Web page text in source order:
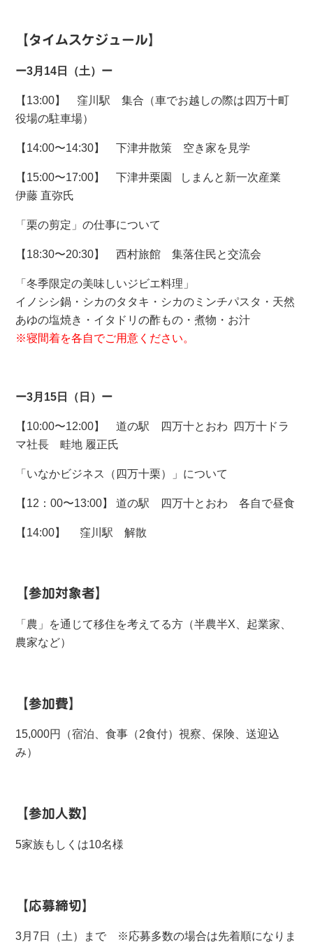
【タイムスケジュール】
ー3月14日（土）ー
【13:00】 窪川駅 集合（車でお越しの際は四万十町
役場の駐車場）
【14:00〜14:30】 下津井散策 空き家を見学
【15:00〜17:00】 下津井栗園 しまんと新一次産業
伊藤 直弥氏
「栗の剪定」の仕事について
【18:30〜20:30】 西村旅館 集落住民と交流会
「冬季限定の美味しいジビエ料理」
イノシシ鍋・シカのタタキ・シカのミンチパスタ・天然
あゆの塩焼き・イタドリの酢もの・煮物・お汁
※寝間着を各自でご用意ください。
ー3月15日（日）ー
【10:00〜12:00】 道の駅 四万十とおわ 四万十ドラ
マ社長 畦地 履正氏
「いなかビジネス（四万十栗）」について
【12：00〜13:00】 道の駅 四万十とおわ 各自で昼食
【14:00】 窪川駅 解散
【参加対象者】
「農」を通じて移住を考えてる方（半農半X、起業家、
農家など）
【参加費】
15,000円（宿泊、食事（2食付）視察、保険、送迎込
み）
【参加人数】
5家族もしくは10名様
【応募締切】
3月7日（土）まで ※応募多数の場合は先着順になりま